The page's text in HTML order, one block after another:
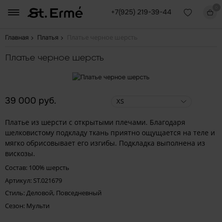
+7(925) 219-39-44
Главная Платья
Платье черное шерсть
39 000 руб. XS
Платье из шерсти с открытыми плечами. Благодаря
шелковистому подкладу ткань приятно ощущается на теле и
мягко обрисовывает его изгибы. Подкладка выполнена из
вискозы.
Состав: 100% шерсть
Артикул: ST.021679
Стиль: Деловой, Повседневный
Сезон: Мульти